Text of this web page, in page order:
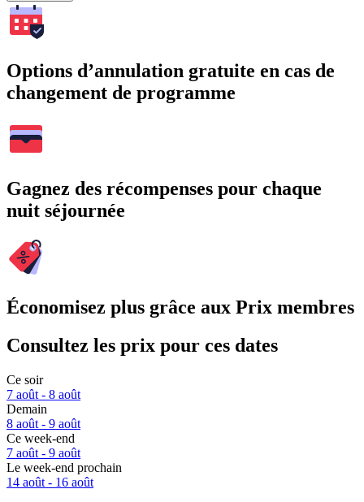
Options d’annulation gratuite en cas de
changement de programme
Gagnez des récompenses pour chaque
nuit séjournée
Économisez plus grâce aux Prix membres
Consultez les prix pour ces dates
Ce soir
7 août - 8 août
Demain
8 août - 9 août
Ce week-end
7 août - 9 août
Le week-end prochain
14 août - 16 août